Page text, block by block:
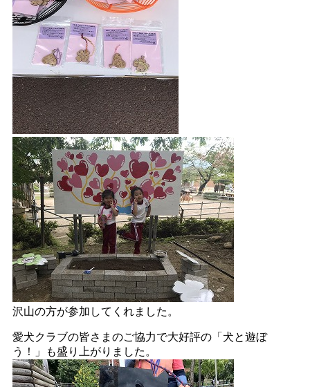
沢山の方が参加してくれました。
愛犬クラブの皆さまのご協力で大好評の「犬と遊ぼ
う！」も盛り上がりました。